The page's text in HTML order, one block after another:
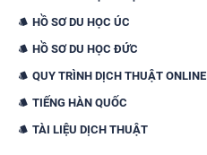
HỒ SƠ DU HỌC ÚC
HỒ SƠ DU HỌC ĐỨC
QUY TRÌNH DỊCH THUẬT ONLINE
TIẾNG HÀN QUỐC
TÀI LIỆU DỊCH THUẬT